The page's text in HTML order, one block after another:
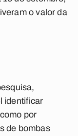
o valor da
identificar
por
de bombas